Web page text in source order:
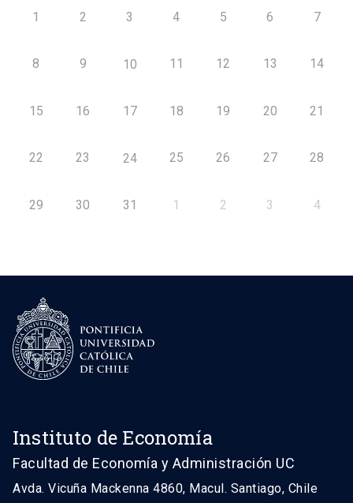
1 2 3 4 5 6 7
8 9 10 11 12 13 14
15 16 17 18 19 20 21
22 23 24 25 26 27 28
29 30 31 1 2 3 4
Instituto de Economía
Facultad de Economía y Administración UC
Avda. Vicuña Mackenna 4860, Macul. Santiago, Chile